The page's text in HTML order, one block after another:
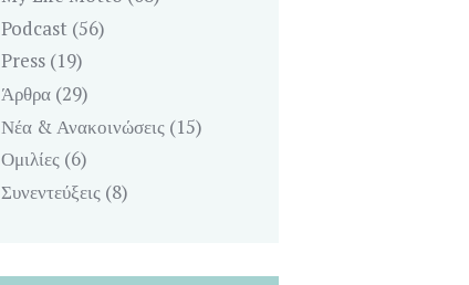
Podcast (56)
Press (19)
Άρθρα (29)
Νέα & Ανακοινώσεις (15)
Ομιλίες (6)
Συνεντεύξεις (8)